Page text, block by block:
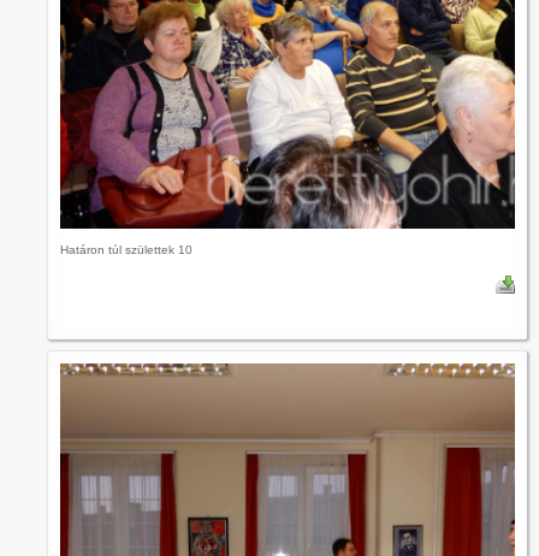
Határon túl születtek 10